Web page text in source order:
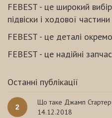
FEBEST - це широкий
підвіски і ходової частини
FEBEST - це деталі
FEBEST - це надійні
Останні публікації
2
Що таке Джамп Стартер
14.12.2018